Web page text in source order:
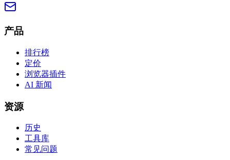
产品
排行榜
定价
浏览器插件
AI 新闻
资源
历史
工具库
常见问题